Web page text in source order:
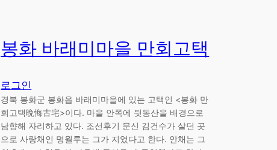
봉화 바래미마을 만회고택
로그인
경북 봉화군 봉화읍 바래미마을에 있는 고택인 <봉화 만
회고택晩悔古宅>이다. 마을 안쪽에 뒷동산을 배경으로
남향해 자리하고 있다. 조선후기 문신 김건수가 살던 곳
으로 사랑채인 명월루는 그가 지었다고 한다. 안채는 그